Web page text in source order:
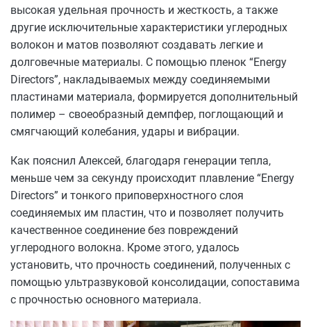
высокая удельная прочность и жесткость, а также
другие исключительные характеристики углеродных
волокон и матов позволяют создавать легкие и
долговечные материалы. С помощью пленок “Energy
Directors”, накладываемых между соединяемыми
пластинами материала, формируется дополнительный
полимер – своеобразный демпфер, поглощающий и
смягчающий колебания, удары и вибрации.
Как пояснил Алексей, благодаря генерации тепла,
меньше чем за секунду происходит плавление “Energy
Directors” и тонкого приповерхностного слоя
соединяемых им пластин, что и позволяет получить
качественное соединение без повреждений
углеродного волокна. Кроме этого, удалось
установить, что прочность соединений, полученных с
помощью ультразвуковой консолидации, сопоставима
с прочностью основного материала.